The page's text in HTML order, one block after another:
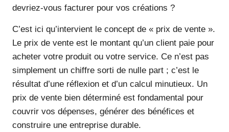
devriez-vous facturer pour vos créations ?
C’est ici qu’intervient le concept de « prix de vente ».
Le prix de vente est le montant qu’un client paie pour
acheter votre produit ou votre service. Ce n’est pas
simplement un chiffre sorti de nulle part ; c’est le
résultat d’une réflexion et d’un calcul minutieux. Un
prix de vente bien déterminé est fondamental pour
couvrir vos dépenses, générer des bénéfices et
construire une entreprise durable.